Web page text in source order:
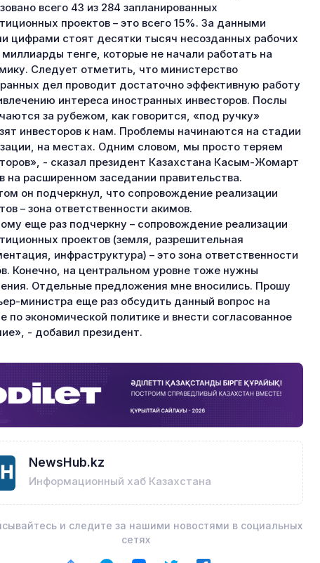
всего 43 из 284 запланированных
проектов – это всего 15%. За данными
цифрами стоят десятки тысяч несозданных рабочих
тенге, которые не начали работать на
Следует отметить, что министерство
дел проводит достаточно эффективную работу
интереса иностранных инвесторов. Послы
за рубежом, как говорится, «под ручку»
инвесторов к нам. Проблемы начинаются на стадии
на местах. Одним словом, мы просто теряем
- сказал президент Казахстана Касым-Жомарт
на расширенном заседании правительства.
он подчеркнул, что сопровождение реализации
– зона ответственности акимов.
еще раз подчеркну – сопровождение реализации
проектов (земля, разрешительная
инфраструктура) – это зона ответственности
Конечно, на центральном уровне тоже нужны
Отдельные предложения мне вносились. Прошу
министра еще раз обсудить данный вопрос на
по экономической политике и внести согласованное
- добавил президент.
NewsHub.kz
Информационный хаб Казахстана
и следите за нашими новостями в социальных
сетях